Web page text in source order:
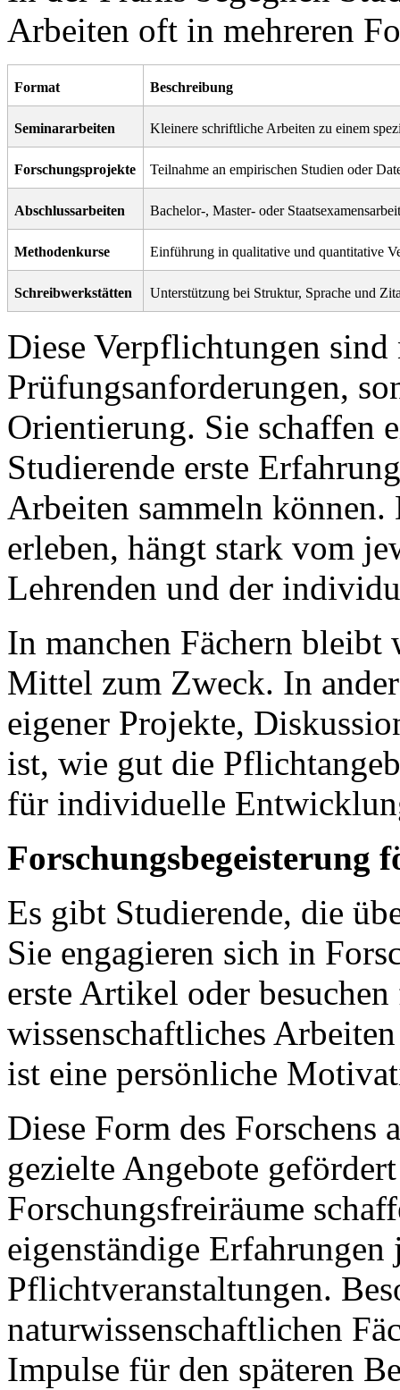
Arbeiten oft in mehreren
Format Beschreibung
Seminararbeiten Kleinere schriftliche Arbeiten zu einem
Forschungsprojekte Teilnahme an empirischen Studien oder
Abschlussarbeiten Bachelor-, Master- oder
Methodenkurse Einführung in qualitative und quantitative
Schreibwerkstätten Unterstützung bei Struktur, Sprache und
Diese Verpflichtungen
Prüfungsanforderungen,
Orientierung. Sie schaffen
Studierende erste
Arbeiten sammeln können.
erleben, hängt stark vom
Lehrenden und der
In manchen Fächern bleibt
Mittel zum Zweck. In
eigener Projekte,
ist, wie gut die
für individuelle
Forschungsbegeisterung
Es gibt Studierende, die
Sie engagieren sich in
erste Artikel oder
wissenschaftliches
ist eine persönliche
Diese Form des
gezielte Angebote
Forschungsfreiräume
eigenständige Erfahrungen
Pflichtveranstaltungen.
naturwissenschaftlichen
Impulse für den späteren